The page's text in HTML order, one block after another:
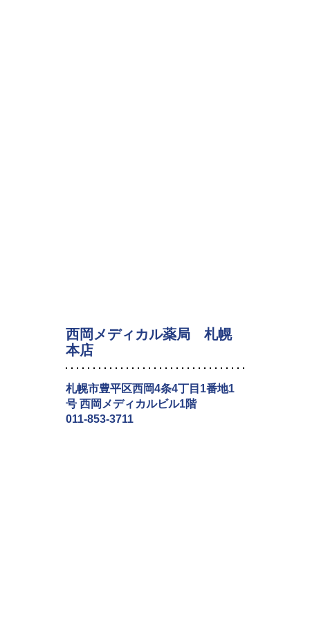
西岡メディカル薬局 札幌
本店
札幌市豊平区西岡4条4丁目1番地1
号 西岡メディカルビル1階
011-853-3711